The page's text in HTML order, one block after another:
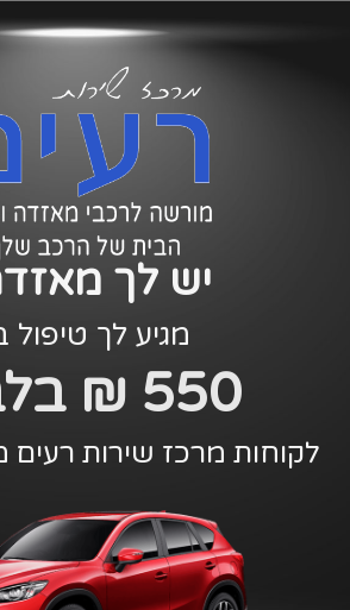
יש לך
מגיע לך טיפול
550 ₪ בלבד!
לקוחות מרכז שירות רעים